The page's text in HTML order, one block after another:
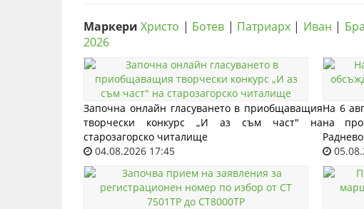
Маркери Христо | Ботев | Патриарх| Иван |
2026
Започна онлайн гласуването в приобщаващия
творчески конкурс „И аз съм част" на
старозагорско читалище
04.08.2026 17:45
На 6
на
Раднево